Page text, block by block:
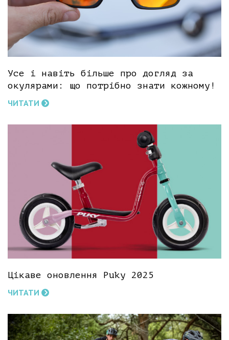
Усе і навіть більше про догляд за
окулярами: що потрібно знати кожному!
ЧИТАТИ
Цікаве оновлення Puky 2025
ЧИТАТИ